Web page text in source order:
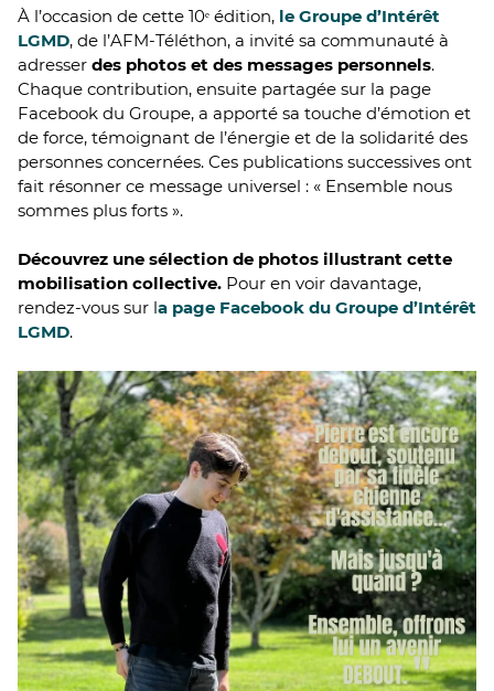
À l’occasion de cette 10ᵉ édition, le Groupe d’Intérêt
LGMD, de l’AFM-Téléthon, a invité sa communauté à
adresser des photos et des messages personnels.
Chaque contribution, ensuite partagée sur la page
Facebook du Groupe, a apporté sa touche d’émotion et
de force, témoignant de l’énergie et de la solidarité des
personnes concernées. Ces publications successives ont
fait résonner ce message universel : « Ensemble nous
sommes plus forts ».
Découvrez une sélection de photos illustrant cette
mobilisation collective. Pour en voir davantage,
rendez-vous sur la page Facebook du Groupe d’Intérêt
LGMD.